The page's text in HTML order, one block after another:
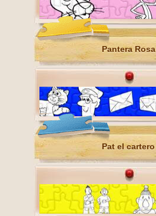
Pantera Rosa
Pat el cartero